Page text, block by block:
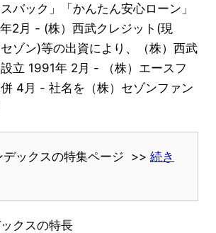
バック」「かんたん安心ローン」
2月 - (株）西武クレジット(現
セゾン)等の出資により、（株）西武
立 1991年 2月 - （株）エースフ
4月 - 社名を（株）セゾンファン
デックスの特集ページ >> 続き
クスの特長